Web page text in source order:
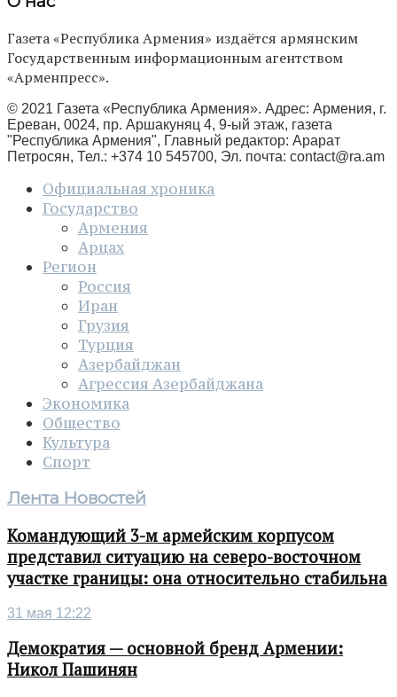
Газета «Республика Армения» издаётся армянским
Государственным информационным агентством
«Арменпресс».
© 2021 Газета «Республика Армения». Адрес: Армения, г.
Ереван, 0024, пр. Аршакуняц 4, 9-ый этаж, газета
"Республика Армения", Главный редактор: Арарат
Петросян, Тел.: +374 10 545700, Эл. почта: contact@ra.am
Официальная хроника
Государство
Армения
Арцах
Регион
Россия
Иран
Грузия
Турция
Азербайджан
Агрессия Азербайджана
Экономика
Общество
Культура
Спорт
Лента Новостей
Командующий 3-м армейским корпусом
представил ситуацию на северо-восточном
участке границы: она относительно стабильна
31 мая 12:22
Демократия — основной бренд Армении:
Никол Пашинян